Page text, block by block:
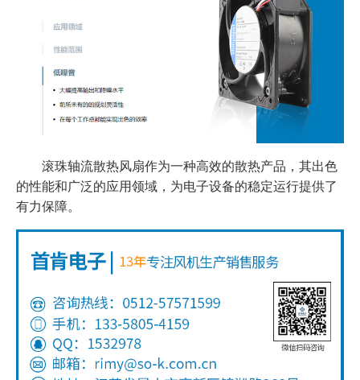
滚珠轴流散热风扇作为一种高效的散热产品，其出色
的性能和广泛的应用领域，为电子设备的稳定运行提供了
有力保障。